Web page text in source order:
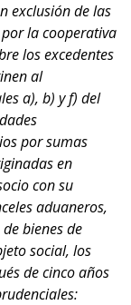
exclusión de las
la cooperativa
los excedentes
al
a), b) y f) del
por sumas
en
con su
aduaneros,
bienes de
social, los
de cinco años